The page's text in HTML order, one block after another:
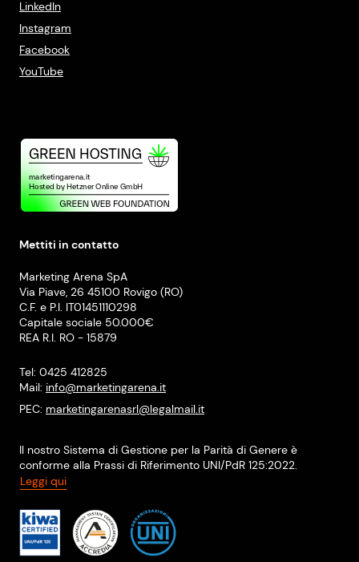
LinkedIn
Instagram
Facebook
YouTube
Mettiti in contatto
Marketing Arena SpA
Via Piave, 26 45100 Rovigo (RO)
C.F. e P.I. IT01451110298
Capitale sociale 50.000€
REA R.I. RO - 15879
Tel: 0425 412825
Mail: info@marketingarena.it
PEC: marketingarenasrl@legalmail.it
Il nostro Sistema di Gestione per la Parità di Genere è
conforme alla Prassi di Riferimento UNI/PdR 125:2022.
Leggi qui